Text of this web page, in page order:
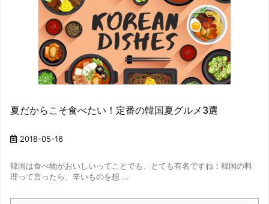
夏だからこそ食べたい！定番の韓国夏グルメ3選
2018-05-16
韓国は食べ物がおいしいってことでも、とても有名ですね！韓国の料
理って言ったら、辛いものを想 ...